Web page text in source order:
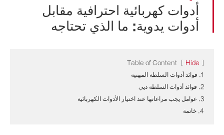
أدوات كهربائية احترافية مقابل
أدوات يدوية: ما الذي تحتاجه
Table of Content Hide
1. فوائد أدوات السلطة المهنية
2. فوائد أدوات السلطة ديي
3. عوامل يجب مراعاتها عند اختيار الأدوات الكهربائية
4. خاتمة